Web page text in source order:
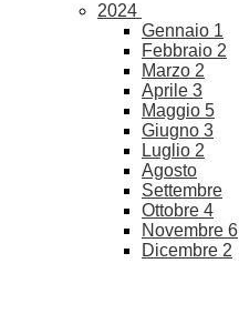
2024
Gennaio 1
Febbraio 2
Marzo 2
Aprile 3
Maggio 5
Giugno 3
Luglio 2
Agosto
Settembre
Ottobre 4
Novembre 6
Dicembre 2